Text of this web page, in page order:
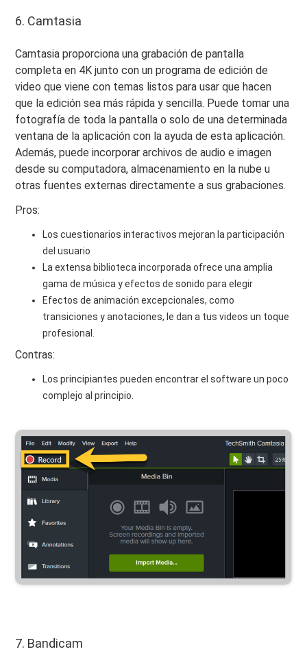
6. Camtasia
Camtasia proporciona una grabación de pantalla
completa en 4K junto con un programa de edición de
video que viene con temas listos para usar que hacen
que la edición sea más rápida y sencilla. Puede tomar una
fotografía de toda la pantalla o solo de una determinada
ventana de la aplicación con la ayuda de esta aplicación.
Además, puede incorporar archivos de audio e imagen
desde su computadora, almacenamiento en la nube u
otras fuentes externas directamente a sus grabaciones.
Pros:
Los cuestionarios interactivos mejoran la participación
del usuario
La extensa biblioteca incorporada ofrece una amplia
gama de música y efectos de sonido para elegir
Efectos de animación excepcionales, como
transiciones y anotaciones, le dan a tus videos un toque
profesional.
Contras:
Los principiantes pueden encontrar el software un poco
complejo al principio.
7. Bandicam